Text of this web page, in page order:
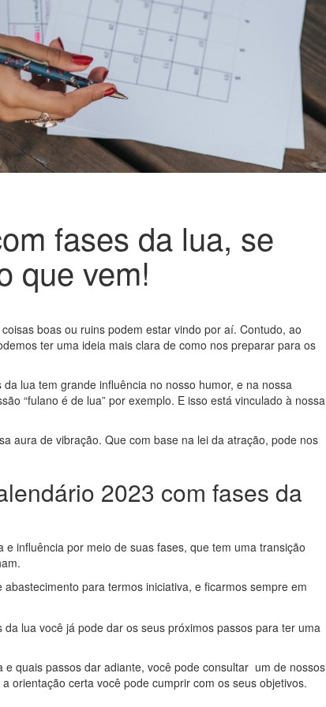
fases da lua, se
que vem!
boas ou ruins podem estar vindo por aí. Contudo, ao
ter uma ideia mais clara de como nos preparar para os
lua tem grande influência no nosso humor, e na nossa
“fulano é de lua” por exemplo. E isso está vinculado à nossa
aura de vibração. Que com base na lei da atração, pode nos
2023 com fases da
influência por meio de suas fases, que tem uma transição
abastecimento para termos iniciativa, e ficarmos sempre em
lua você já pode dar os seus próximos passos para ter uma
quais passos dar adiante, você pode consultar um de nossos
a orientação certa você pode cumprir com os seus objetivos.